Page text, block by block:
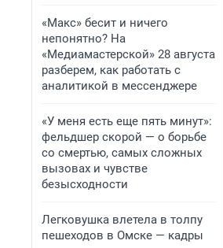
«Макс» бесит и ничего
непонятно? На
«Медиамастерской» 28 августа
разберем, как работать с
аналитикой в мессенджере
«У меня есть еще пять минут»:
фельдшер скорой — о борьбе
со смертью, самых сложных
вызовах и чувстве
безысходности
Легковушка влетела в толпу
пешеходов в Омске — кадры